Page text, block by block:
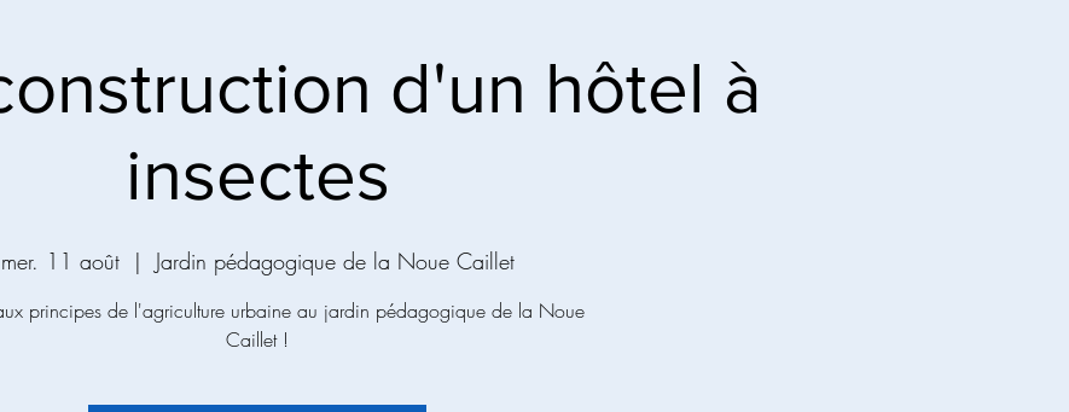
d'un hôtel à
insectes
mer. 11 août
  |
Jardin pédagogique de la Noue Caillet
principes de l'agriculture urbaine au jardin pédagogique de la Noue
Caillet !